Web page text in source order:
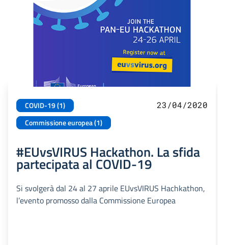
COVID-19 (1)
Commissione europea (1)
23/04/2020
#EUvsVIRUS Hackathon. La sfida
partecipata al COVID-19
Si svolgerà dal 24 al 27 aprile EUvsVIRUS Hachkathon,
l’evento promosso dalla Commissione Europea